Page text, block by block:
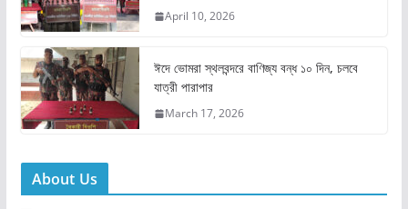
April 10, 2026
ঈদে ভোমরা স্থলবন্দরে বাণিজ্য বন্ধ ১০ দিন, চলবে
যাত্রী পারাপার
March 17, 2026
About Us